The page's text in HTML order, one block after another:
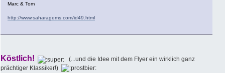
Marc & Tom
http://www.saharagems.com/id49.html
Köstlich!
(...und die Idee mit dem Flyer ein wirklich ganz
prächtiger Klassiker!)